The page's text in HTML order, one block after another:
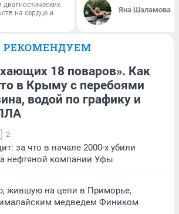
диагностических
на сердце и
Яна Шаламова
РЕКОМЕНДУЕМ
18 поваров». Как
в Крыму с перебоями
водой по графику и
2
за что в начале 2000-х убили
нефтяной компании Уфы
жившую на цепи в Приморье,
медведем Фиником